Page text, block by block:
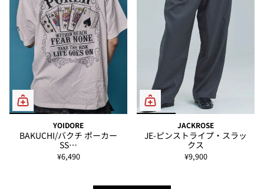
YOIDORE
BAKUCHI/バクチ ポーカー
SS…
¥6,490
JACKROSE
JE-ピンストライプ・スラッ
クス
¥9,900